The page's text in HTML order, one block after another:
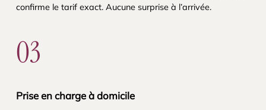
confirme le tarif exact. Aucune surprise à l’arrivée.
03
Prise en charge à domicile